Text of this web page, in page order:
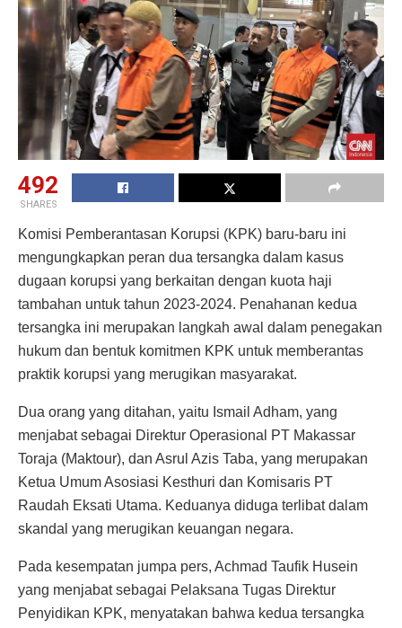
492
SHARES
Komisi Pemberantasan Korupsi (KPK) baru-baru ini
mengungkapkan peran dua tersangka dalam kasus
dugaan korupsi yang berkaitan dengan kuota haji
tambahan untuk tahun 2023-2024. Penahanan kedua
tersangka ini merupakan langkah awal dalam penegakan
hukum dan bentuk komitmen KPK untuk memberantas
praktik korupsi yang merugikan masyarakat.
Dua orang yang ditahan, yaitu Ismail Adham, yang
menjabat sebagai Direktur Operasional PT Makassar
Toraja (Maktour), dan Asrul Azis Taba, yang merupakan
Ketua Umum Asosiasi Kesthuri dan Komisaris PT
Raudah Eksati Utama. Keduanya diduga terlibat dalam
skandal yang merugikan keuangan negara.
Pada kesempatan jumpa pers, Achmad Taufik Husein
yang menjabat sebagai Pelaksana Tugas Direktur
Penyidikan KPK, menyatakan bahwa kedua tersangka